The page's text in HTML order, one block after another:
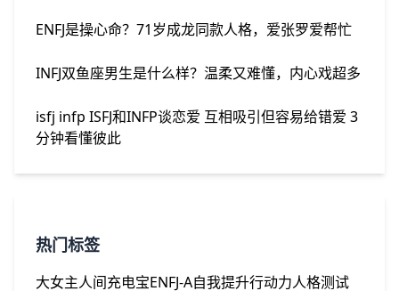
ENFJ是操心命？71岁成龙同款人格，爱张罗爱帮忙
INFJ双鱼座男生是什么样？温柔又难懂，内心戏超多
isfj infp ISFJ和INFP谈恋爱 互相吸引但容易给错爱 3
分钟看懂彼此
热门标签
大女主人间充电宝ENFJ-A自我提升行动力人格测试